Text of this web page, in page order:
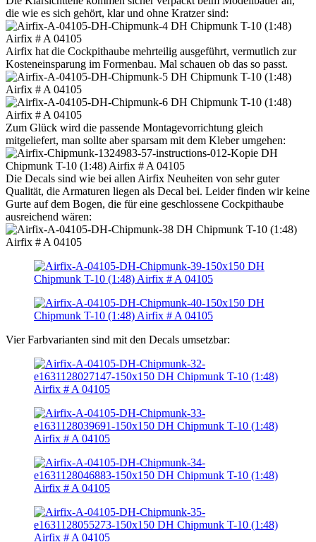
die wie es sich gehört, klar und ohne Kratzer sind:
Airfix hat die Cockpithaube mehrteilig ausgeführt, vermutlich zur
Kosteneinsparung im Formenbau. Mal schauen ob das so passt.
Zum Glück wird die passende Montagevorrichtung gleich
mitgeliefert, man sollte aber sparsam mit dem Kleber umgehen:
Die Decals sind wie bei allen Airfix Neuheiten von sehr guter
Qualität, die Armaturen liegen als Decal bei. Leider finden wir keine
Gurte auf dem Bogen, die für eine geschlossene Cockpithaube
ausreichend wären:
Vier Farbvarianten sind mit den Decals umsetzbar: